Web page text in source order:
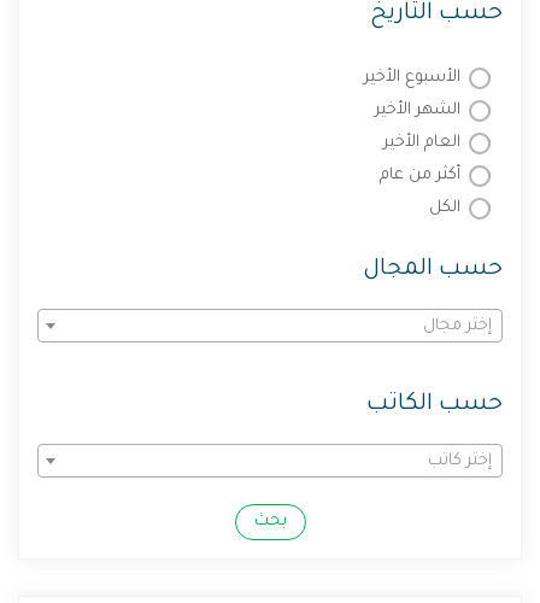
حسب التاريخ
الأسبوع الأخير
الشهر الأخير
العام الأخير
أكثر من عام
الكل
حسب المجال
إختر مجال
حسب الكاتب
إختر كاتب
بحث